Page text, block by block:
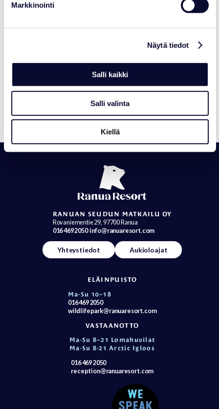
Markkinointi
Näytä tiedot
Salli kaikki
Salli valinta
Kiellä
Ranua Resortista Polar Bears
Internationalin Arctic Ambassador
Center
RANUAN SEUDUN MATKAILU OY
Rovaniementie 29, 97700 Ranua
016 469 2050info@ranuaresort.com
Yhteystiedot Aukioloajat
ELÄINPUISTO
Ma-Su 10–18
016 469 2050
wildlifepark@ranuaresort.com
VASTAANOTTO
Ma-Su 8–21 Lomahuvilat
Ma-Su 8-21 Arctic Igloos
016 469 2050
reception@ranuaresort.com